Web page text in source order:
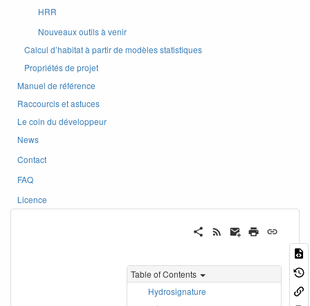
HRR
Nouveaux outils à venir
Calcul d’habitat à partir de modèles statistiques
Propriétés de projet
Manuel de référence
Raccourcis et astuces
Le coin du développeur
News
Contact
FAQ
Licence
Table of Contents
Hydrosignature